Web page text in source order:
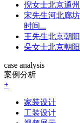
倪女士北京通
宋先生河北廊
时间...
王先生北京朝
朵女士北京朝
case analysis
案例分析
+
家装设计
工装设计